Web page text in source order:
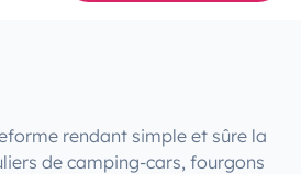
rendant simple et sûre la
de camping-cars, fourgons